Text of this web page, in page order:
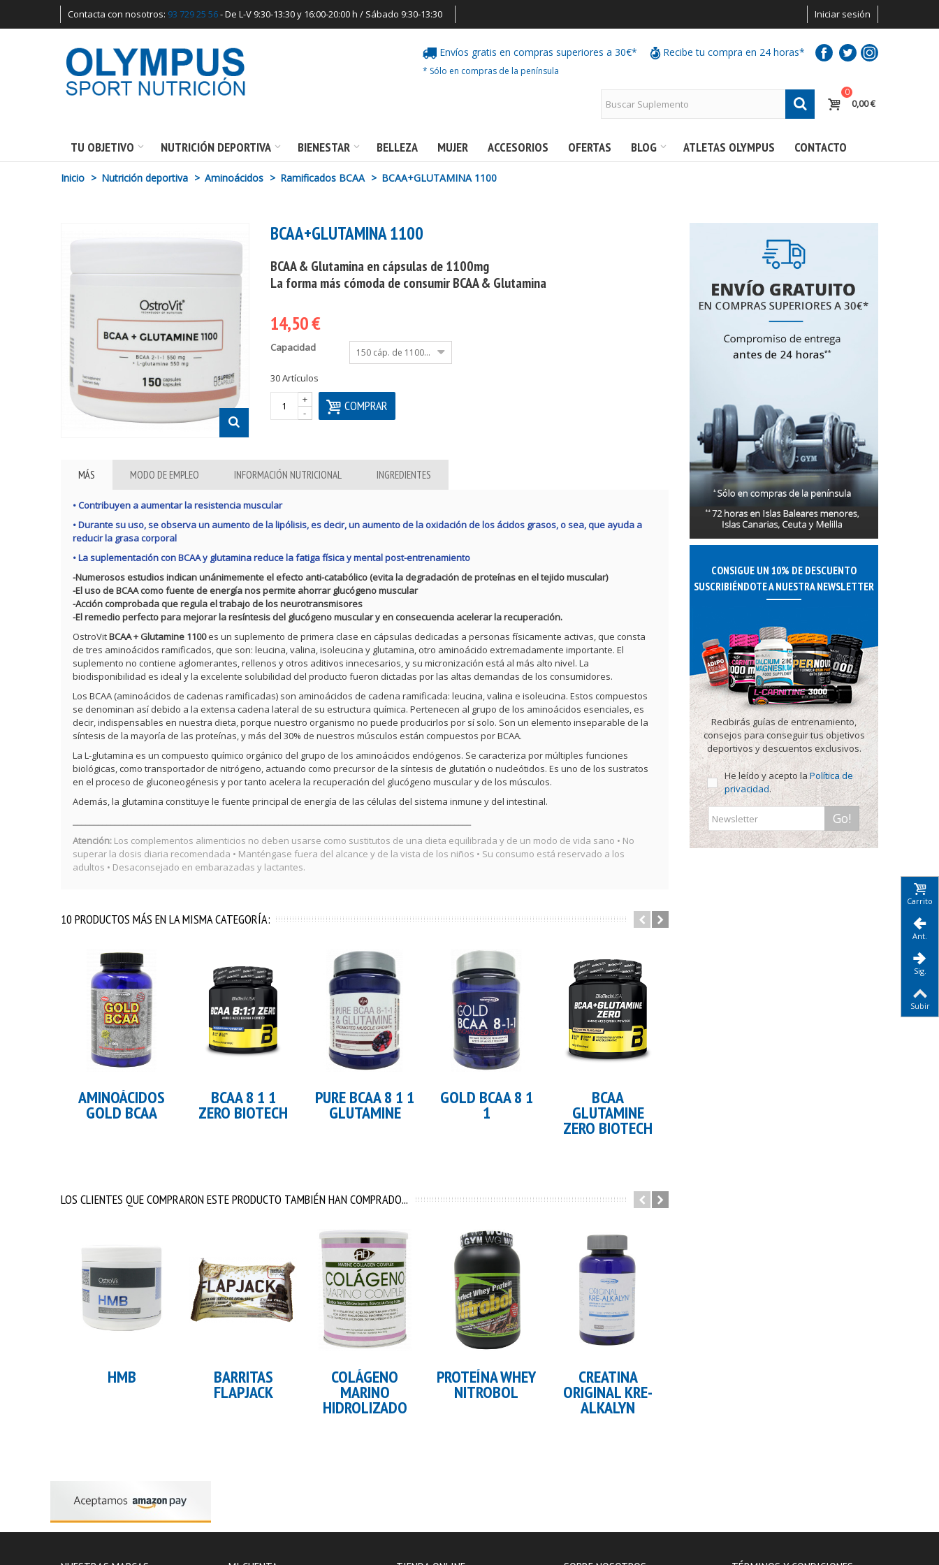
Contacta con nosotros: 93 729 25 56- De L-V 9:30-13:30 y 16:00-20:00 h / Sábado 9:30-13:30 Iniciar sesión
Envíos gratis en compras superiores a 30€* Recibe tu compra en 24 horas*
* Sólo en compras de la península
0
0,00 €
TU OBJETIVO NUTRICIÓN DEPORTIVA BIENESTAR BELLEZA MUJER ACCESORIOS OFERTAS BLOG ATLETAS OLYMPUS CONTACTO
Inicio > Nutrición deportiva > Aminoácidos > Ramificados BCAA > BCAA+GLUTAMINA 1100
BCAA+GLUTAMINA 1100
BCAA & Glutamina en cápsulas de 1100mg
La forma más cómoda de consumir BCAA & Glutamina
14,50 €
Capacidad 150 cáp. de 1100mg
30Artículos
-
+ COMPRAR
MÁS MODO DE EMPLEO INFORMACIÓN NUTRICIONAL INGREDIENTES
• Contribuyen a aumentar la resistencia muscular
• Durante su uso, se observa un aumento de la lipólisis, es decir, un aumento de la oxidación de los ácidos grasos, o sea, que ayuda a
reducir la grasa corporal
• La suplementación con BCAA y glutamina reduce la fatiga física y mental post-entrenamiento
-Numerosos estudios indican unánimemente el efecto anti-catabólico (evita la degradación de proteínas en el tejido muscular)
-El uso de BCAA como fuente de energía nos permite ahorrar glucógeno muscular
-Acción comprobada que regula el trabajo de los neurotransmisores
-El remedio perfecto para mejorar la resíntesis del glucógeno muscular y en consecuencia acelerar la recuperación.
OstroVitBCAA + Glutamine 1100es un suplemento de primera clase en cápsulas dedicadas a personas físicamente activas, que consta
de tres aminoácidos ramificados, que son: leucina, valina, isoleucina y glutamina, otro aminoácido extremadamente importante. El
suplemento no contiene aglomerantes, rellenos y otros aditivos innecesarios, y su micronización está al más alto nivel. La
biodisponibilidad es ideal y la excelente solubilidad del producto fueron dictadas por las altas demandas de los consumidores.
Los BCAA (aminoácidos de cadenas ramificadas) son aminoácidos de cadena ramificada: leucina, valina e isoleucina. Estos compuestos
se denominan así debido a la extensa cadena lateral de su estructura química. Pertenecen al grupo de los aminoácidos esenciales, es
decir, indispensables en nuestra dieta, porque nuestro organismo no puede producirlos por sí solo. Son un elemento inseparable de la
síntesis de la mayoría de las proteínas, y más del 30% de nuestros músculos están compuestos por BCAA.
La L-glutamina es un compuesto químico orgánico del grupo de los aminoácidos endógenos. Se caracteriza por múltiples funciones
biológicas, como transportador de nitrógeno, actuando como precursor de la síntesis de glutatión o nucleótidos. Es uno de los sustratos
en el proceso de gluconeogénesis y por tanto acelera la recuperación del glucógeno muscular y de los músculos.
Además, la glutamina constituye le fuente principal de energía de las células del sistema inmune y del intestinal.
Atención: Los complementos alimenticios no deben usarse como sustitutos de una dieta equilibrada y de un modo de vida sano • No
superar la dosis diaria recomendada • Manténgase fuera del alcance y de la vista de los niños • Su consumo está reservado a los
adultos • Desaconsejado en embarazadas y lactantes.
10 PRODUCTOS MÁS EN LA MISMA CATEGORÍA:
AMINOÁCIDOS
GOLD BCAA
BCAA 8 1 1
ZERO BIOTECH
PURE BCAA 8 1 1
GLUTAMINE
GOLD BCAA 8 1
1
BCAA
GLUTAMINE
ZERO BIOTECH
LOS CLIENTES QUE COMPRARON ESTE PRODUCTO TAMBIÉN HAN COMPRADO...
HMB BARRITAS
FLAPJACK
COLÁGENO
MARINO
HIDROLIZADO
PROTEÍNA WHEY
NITROBOL
CREATINA
ORIGINAL KRE-
ALKALYN
CONSIGUE UN 10% DE DESCUENTO
SUSCRIBIÉNDOTE A NUESTRA NEWSLETTER
Recibirás guías de entrenamiento,
consejos para conseguir tus objetivos
deportivos y descuentos exclusivos.
He leído y acepto la Política de
privacidad.
Go!
Carrito
Ant.
Sig.
Subir